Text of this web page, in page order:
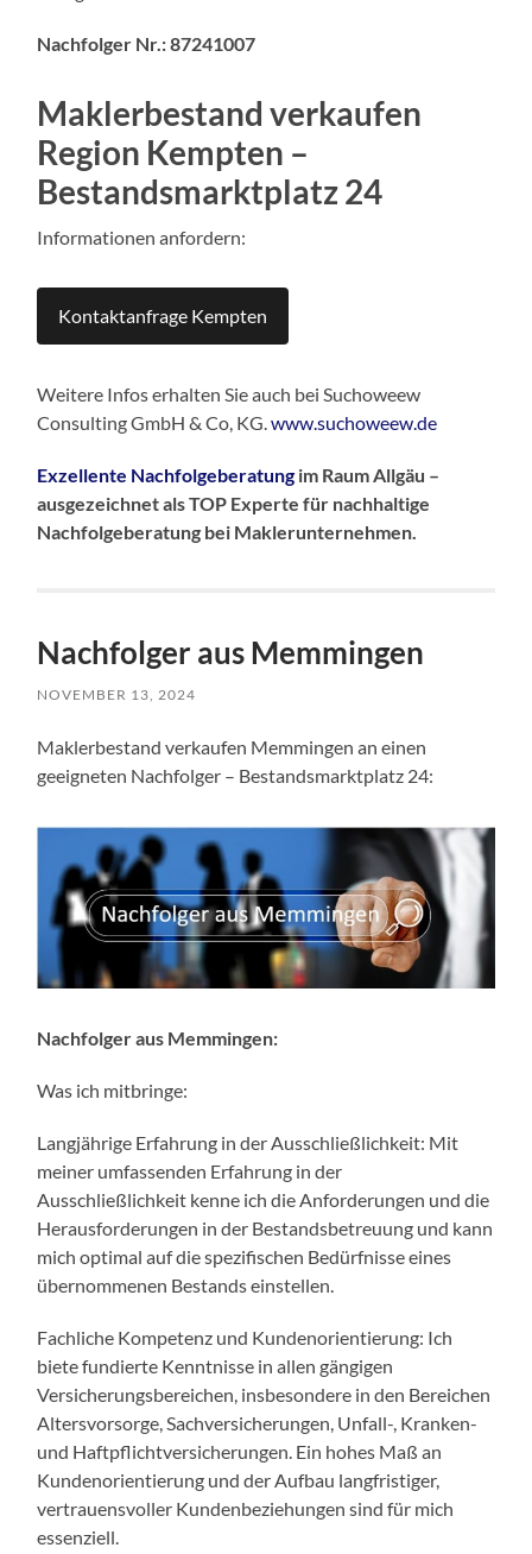
Nachfolger Nr.: 87241007
Maklerbestand verkaufen
Region Kempten –
Bestandsmarktplatz 24
Informationen anfordern:
Kontaktanfrage Kempten
Weitere Infos erhalten Sie auch bei Suchoweew
Consulting GmbH & Co, KG.www.suchoweew.de
Exzellente Nachfolgeberatung im Raum Allgäu –
ausgezeichnet als TOP Experte für nachhaltige
Nachfolgeberatung bei Maklerunternehmen.
Nachfolger aus Memmingen
NOVEMBER 13, 2024
Maklerbestand verkaufen Memmingen an einen
geeigneten Nachfolger – Bestandsmarktplatz 24:
Nachfolger aus Memmingen:
Was ich mitbringe:
Langjährige Erfahrung in der Ausschließlichkeit: Mit
meiner umfassenden Erfahrung in der
Ausschließlichkeit kenne ich die Anforderungen und die
Herausforderungen in der Bestandsbetreuung und kann
mich optimal auf die spezifischen Bedürfnisse eines
übernommenen Bestands einstellen.
Fachliche Kompetenz und Kundenorientierung: Ich
biete fundierte Kenntnisse in allen gängigen
Versicherungsbereichen, insbesondere in den Bereichen
Altersvorsorge, Sachversicherungen, Unfall-, Kranken-
und Haftpflichtversicherungen. Ein hohes Maß an
Kundenorientierung und der Aufbau langfristiger,
vertrauensvoller Kundenbeziehungen sind für mich
essenziell.